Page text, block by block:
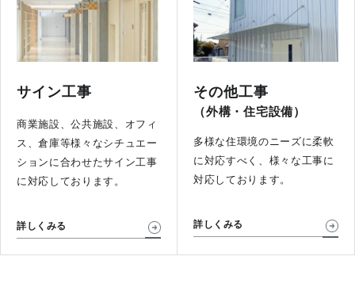
サイン工事
商業施設、公共施設、オフィ
ス、倉庫等様々なシチュエー
ションに合わせたサイン工事
に対応しております。
詳しくみる
その他工事
（外構・住宅設備）
多様な住環境のニーズに柔軟
に対応すべく、様々な工事に
対応しております。
詳しくみる